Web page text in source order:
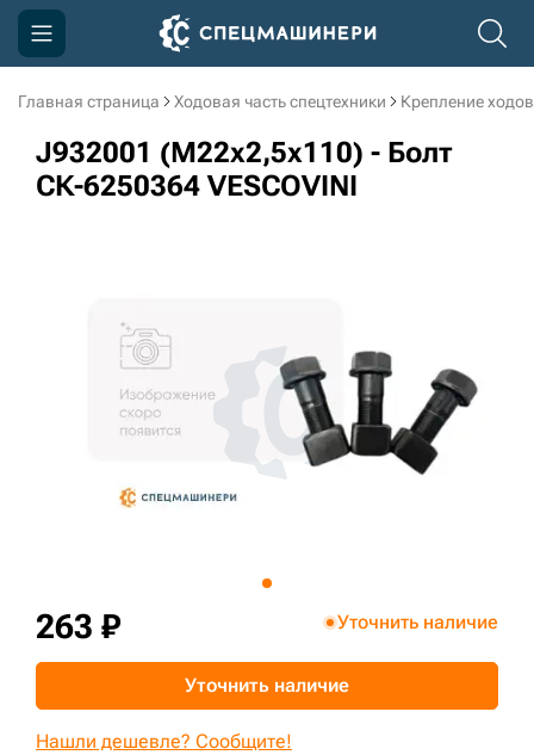
Главная страница Ходовая часть спецтехники Крепление
J932001 (M22x2,5x110) - Болт
СК-6250364 VESCOVINI
263 ₽ Уточнить наличие
Уточнить наличие
Нашли дешевле? Сообщите!
Компания
Акции
3D тур по производству
3D тур по складам
sksale@skdst.ru